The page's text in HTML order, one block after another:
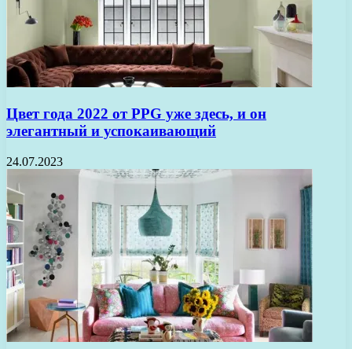
Цвет года 2022 от PPG уже здесь, и он
элегантный и успокаивающий
24.07.2023